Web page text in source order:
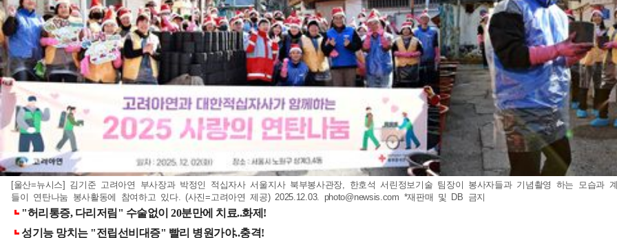
[울산=뉴시스] 김기준 고려아연 부사장과 박정인 적십자사 서울지사 북부봉사관장, 한호석 서린정보기술 팀장이 봉사자들과 기념촬영 하는 모습과
들이 연탄나눔 봉사활동에 참여하고 있다. (사진=고려아연 제공) 2025.12.03. photo@newsis.com *재판매 및 DB 금지